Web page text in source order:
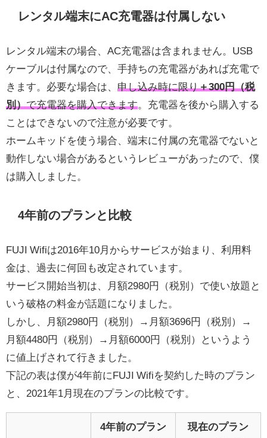
レンタル端末にAC充電器は付属しない
レンタル端末の場合、AC充電器は含まれません。USB
ケーブルは付属なので、手持ちの充電器があれば充電で
きます。必要な場合は、 申し込み時に限り＋300円（税
別）で充電器を購入できます 。充電器を後から購入する
ことはできないので注意が必要です。
ホームキッドを使う場合、端末に付属の充電器でないと
動作しない場合があるというレビューがあったので、僕
は購入しました。
4年前のプランと比較
FUJI Wifiは2016年10月からサービスが始まり、利用料
金は、過去に何回も改定されています。
サービス開始当初は、月額2980円（税別）で使い放題と
いう破格の料金が話題になりました。
しかし、月額2980円（税別）→月額3696円（税別）→
月額4480円（税別）→月額6000円（税別）というよう
に値上げされて行きました。
下記の表は僕が4年前にFUJI Wifiを契約した時のプラン
と、2021年1月現在のプランの比較です。
4年前のプラン
現在のプラン